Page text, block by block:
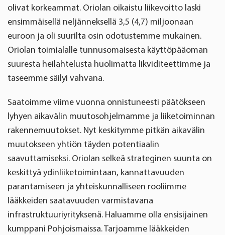
olivat korkeammat. Oriolan oikaistu liikevoitto laski
ensimmäisellä neljänneksellä 3,5 (4,7) miljoonaan
euroon ja oli suurilta osin odotustemme mukainen.
Oriolan toimialalle tunnusomaisesta käyttöpääoman
suuresta heilahtelusta huolimatta likviditeettimme ja
taseemme säilyi vahvana.
Saatoimme viime vuonna onnistuneesti päätökseen
lyhyen aikavälin muutosohjelmamme ja liiketoiminnan
rakennemuutokset. Nyt keskitymme pitkän aikavälin
muutokseen yhtiön täyden potentiaalin
saavuttamiseksi. Oriolan selkeä strateginen suunta on
keskittyä ydinliiketoimintaan, kannattavuuden
parantamiseen ja yhteiskunnalliseen rooliimme
lääkkeiden saatavuuden varmistavana
infrastruktuuriyrityksenä. Haluamme olla ensisijainen
kumppani Pohjoismaissa. Tarjoamme lääkkeiden